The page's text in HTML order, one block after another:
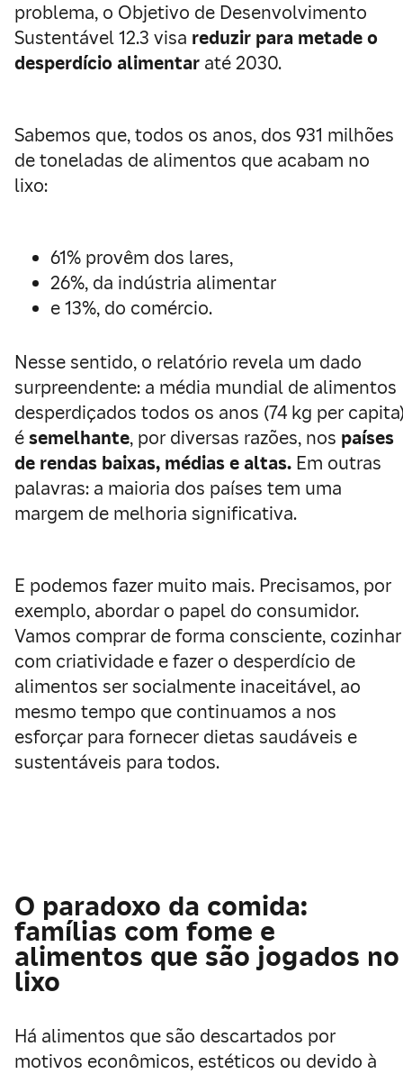
problema, o Objetivo de Desenvolvimento
Sustentável 12.3 visa reduzir para metade o
desperdício alimentar até 2030.
Sabemos que, todos os anos, dos 931 milhões
de toneladas de alimentos que acabam no
lixo:
61% provêm dos lares,
26%, da indústria alimentar
e 13%, do comércio.
Nesse sentido, o relatório revela um dado
surpreendente: a média mundial de alimentos
desperdiçados todos os anos (74 kg per
ésemelhante, por diversas razões, nos países
de rendas baixas, médias e altas. Em outras
palavras: a maioria dos países tem uma
margem de melhoria significativa.
E podemos fazer muito mais. Precisamos, por
exemplo, abordar o papel do consumidor.
Vamos comprar de forma consciente, cozinhar
com criatividade e fazer o desperdício de
alimentos ser socialmente inaceitável, ao
mesmo tempo que continuamos a nos
esforçar para fornecer dietas saudáveis e
sustentáveis para todos.
O paradoxo da comida:
famílias com fome e
alimentos que são jogados no
lixo
Há alimentos que são descartados por
motivos econômicos, estéticos ou devido à